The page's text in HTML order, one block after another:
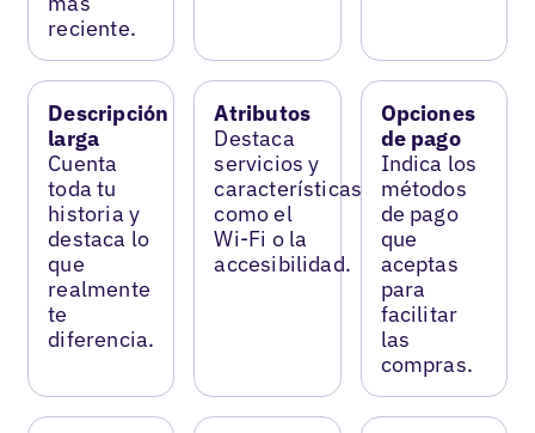
reciente.
Descripción
larga
Cuenta
toda tu
historia y
destaca lo
que
realmente
te
diferencia.
Atributos
Destaca
servicios y
características
como el
Wi-Fi o la
accesibilidad.
Opciones
de pago
Indica los
métodos
de pago
que
aceptas
para
facilitar
las
compras.